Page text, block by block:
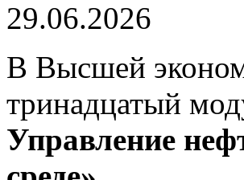
29.06.2026
В Высшей
тринадцатый
Управление